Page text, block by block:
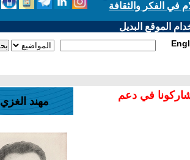
في الفكر والثقافة
الموقع البديل
في دعم
مهند الغزي